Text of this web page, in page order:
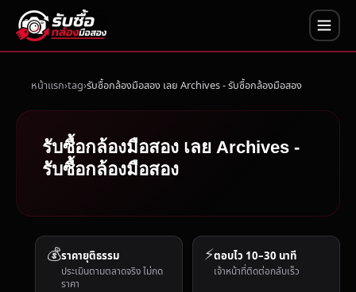
หน้าแรก tag รับซื้อกล้องมือสอง เลย Archives - รับซื้อกล้องมือสอง
รับซื้อกล้องมือสอง เลย Archives -
รับซื้อกล้องมือสอง
💰ราคายุติธรรม
ประเมินตามตลาดจริง ไม่กด
ราคา
⚡ตอบไว 10–30 นาที
เจ้าหน้าที่ติดต่อกลับเร็ว